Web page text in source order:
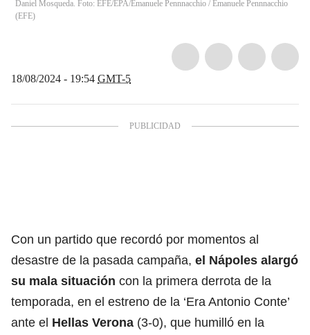
Daniel Mosqueda. Foto: EFE/EPA/Emanuele Pennnacchio / Emanuele Pennnacchio
(EFE)
18/08/2024 - 19:54 GMT-5
Con un partido que recordó por momentos al
desastre de la pasada campaña, el Nápoles alargó
su mala situación con la primera derrota de la
temporada, en el estreno de la ‘Era Antonio Conte’
ante el Hellas Verona (3-0), que humilló en la